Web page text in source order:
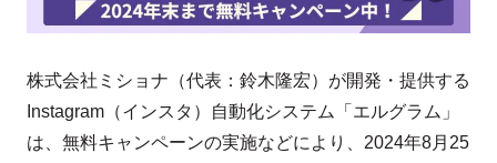
株式会社ミショナ（代表：鈴木隆宏）が開発・提供する
Instagram（インスタ）自動化システム「エルグラム」
は、無料キャンペーンの実施などにより、2024年8月25